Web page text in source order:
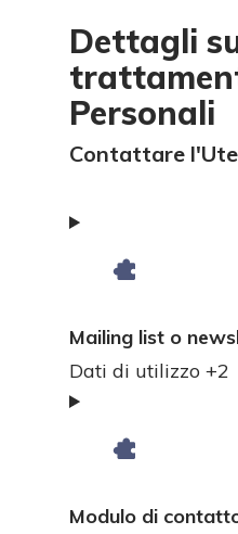
Dettagli
Personali
Contattare
Mailing list o
Dati
Personali
Dati di utilizzo +2
Modulo di